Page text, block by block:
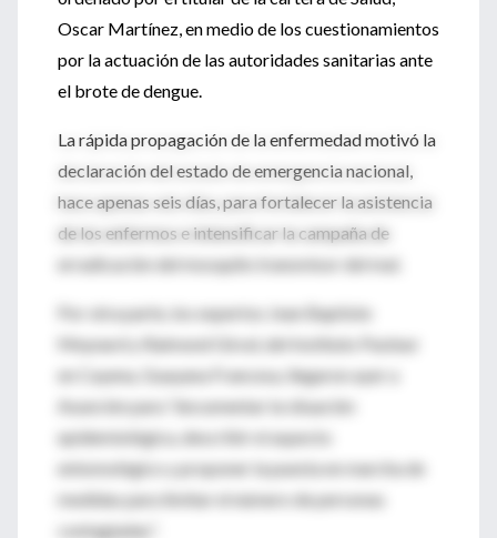
Oscar Martínez, en medio de los cuestionamientos
por la actuación de las autoridades sanitarias ante
el brote de dengue.
La rápida propagación de la enfermedad motivó la
declaración del estado de emergencia nacional,
hace apenas seis días, para fortalecer la asistencia
de los enfermos e intensificar la campaña de
erradicación del mosquito transmisor del mal.
Por otra parte, los expertos Jean Baptiste
Meynard y Raimond Girod, del Instituto Pasteur
en Cayena, Guayana Francesa, llegaron ayer a
Asunción para “documentar la situación
epidemiológica, describir el aspecto
entomológico y proponer la puesta en marcha de
medidas para limitar el número de personas
contagiadas”.